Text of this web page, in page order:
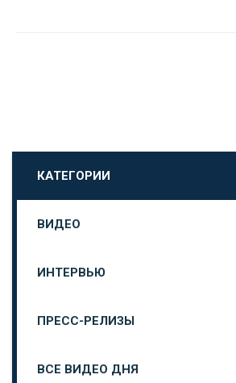
КАТЕГОРИИ
ВИДЕО
ИНТЕРВЬЮ
ПРЕСС-РЕЛИЗЫ
ВСЕ ВИДЕО ДНЯ